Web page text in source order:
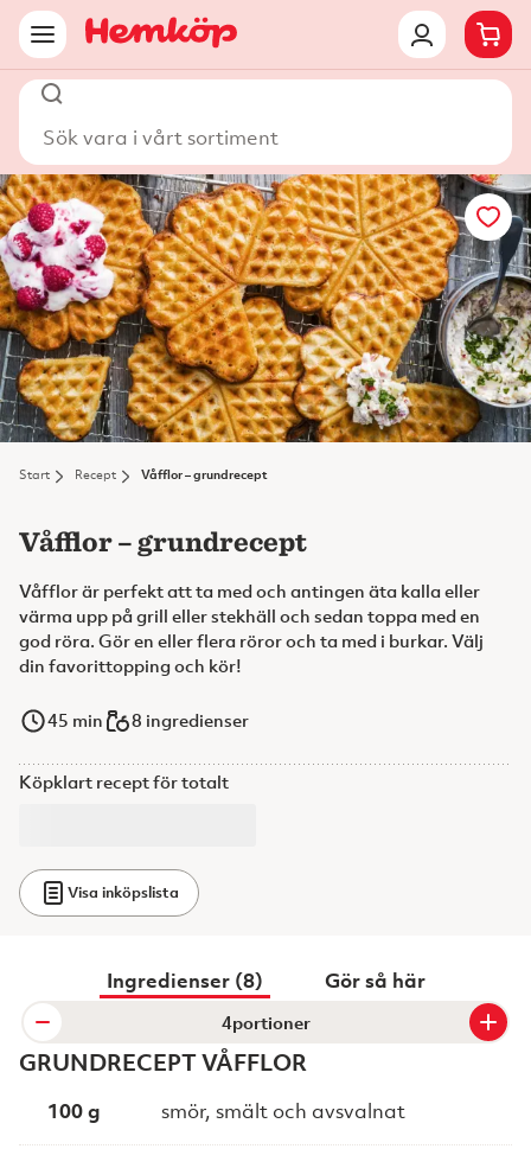
Start Recept Våfflor – grundrecept
Våfflor – grundrecept
Våfflor är perfekt att ta med och antingen äta kalla eller
värma upp på grill eller stekhäll och sedan toppa med en
god röra. Gör en eller flera röror och ta med i burkar. Välj
din favorittopping och kör!
45 min 8 ingredienser
Köpklart recept för totalt
Visa inköpslista
Ingredienser (8) Gör så här
portioner
GRUNDRECEPT VÅFFLOR
100 g smör, smält och avsvalnat